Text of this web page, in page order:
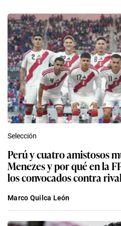
Selección
Perú y cuatro amistosos
Menezes y por qué en la
los convocados contra
Marco Quilca León